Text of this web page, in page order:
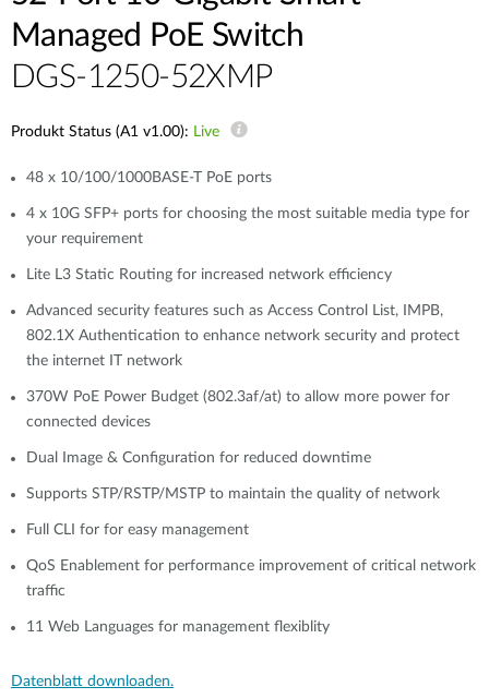
Managed PoE Switch
DGS-1250-52XMP
Produkt Status (A1 v1.00): Live
48 x 10/100/1000BASE-T PoE ports
4 x 10G SFP+ ports for choosing the most suitable media type for
your requirement
Lite L3 Static Routing for increased network efficiency
Advanced security features such as Access Control List, IMPB,
802.1X Authentication to enhance network security and protect
the internet IT network
370W PoE Power Budget (802.3af/at) to allow more power for
connected devices
Dual Image & Configuration for reduced downtime
Supports STP/RSTP/MSTP to maintain the quality of network
Full CLI for for easy management
QoS Enablement for performance improvement of critical network
traffic
11 Web Languages for management flexiblity
Datenblatt downloaden.